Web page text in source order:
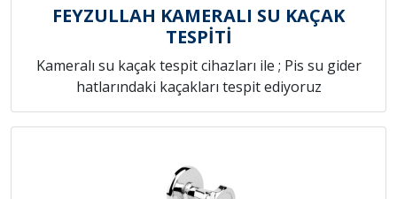
FEYZULLAH KAMERALI SU KAÇAK
TESPİTİ
Kameralı su kaçak tespit cihazları ile ; Pis su gider
hatlarındaki kaçakları tespit ediyoruz